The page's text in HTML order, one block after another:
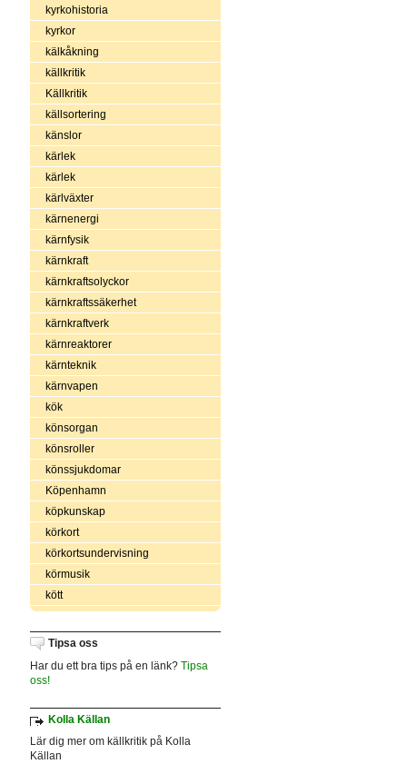
kyrkohistoria
kyrkor
kälkåkning
källkritik
Källkritik
källsortering
känslor
kärlek
kärlek
kärlväxter
kärnenergi
kärnfysik
kärnkraft
kärnkraftsolyckor
kärnkraftssäkerhet
kärnkraftverk
kärnreaktorer
kärnteknik
kärnvapen
kök
könsorgan
könsroller
könssjukdomar
Köpenhamn
köpkunskap
körkort
körkortsundervisning
körmusik
kött
Tipsa oss
Har du ett bra tips på en länk? Tipsa
oss!
Kolla Källan
Lär dig mer om källkritik på Kolla
Källan